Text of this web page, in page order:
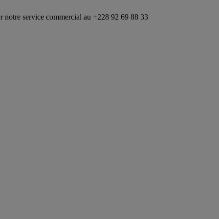
commercial au +228 92 69 88 33